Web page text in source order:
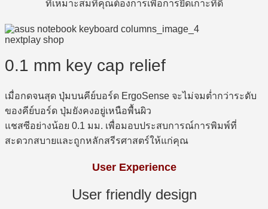
ที่เหมาะสมที่คุณต้องการเพื่อการยึดเกาะที่ดี
0.1 mm key cap relief
เมื่อกดจนสุด ปุ่มบนคีย์บอร์ด ErgoSense จะไม่จมต่ำกว่าระดับ
ของคีย์บอร์ด ปุ่มยังคงอยู่เหนือพื้นผิว
แชสซีอย่างน้อย 0.1 มม. เพื่อมอบประสบการณ์การพิมพ์ที่
สะดวกสบายและถูกหลักสรีรศาสตร์ให้แก่คุณ
User Experience
User friendly design